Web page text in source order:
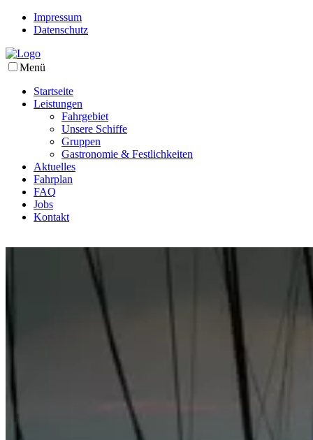
Impressum
Datenschutz
Menü
Startseite
Leistungen
Fahrgebiet
Unsere Schiffe
Gruppen
Gastronomie & Festlichkeiten
Aktuelles
Fahrplan
FAQ
Jobs
Kontakt